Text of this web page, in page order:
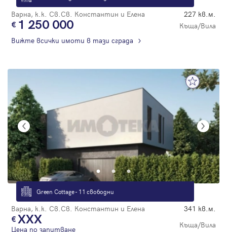
Варна, к.к. Св.Св. Константин и Елена 227 кв.м.
1 250 000
Къща/Вила
Вижте всички имоти в тази сграда
Green Cottage - 11 свободни
Варна, к.к. Св.Св. Константин и Елена 341 кв.м.
XXX
Цена по запитване Къща/Вила